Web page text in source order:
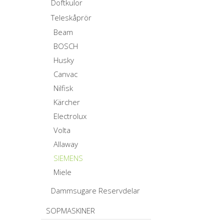
Doftkulor
Teleskåprör
Beam
BOSCH
Husky
Canvac
Nilfisk
Kärcher
Electrolux
Volta
Allaway
SIEMENS
Miele
Dammsugare Reservdelar
SOPMASKINER